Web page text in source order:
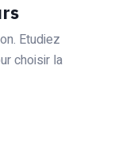
Etudiez
choisir la